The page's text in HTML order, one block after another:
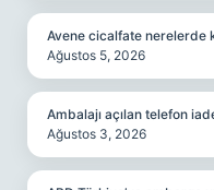
Avene cicalfate nerelerde
Ağustos 5, 2026
Ambalajı açılan telefon
Ağustos 3, 2026